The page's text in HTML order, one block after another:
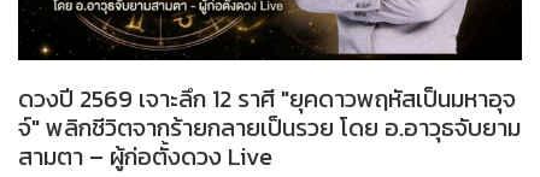
ดวงปี 2569 เจาะลึก 12 ราศี "ยุคดาวพฤหัสเป็นมหาอุจ
จ์" พลิกชีวิตจากร้ายกลายเป็นรวย โดย อ.อาวุธจับยาม
สามตา – ผู้ก่อตั้งดวง Live